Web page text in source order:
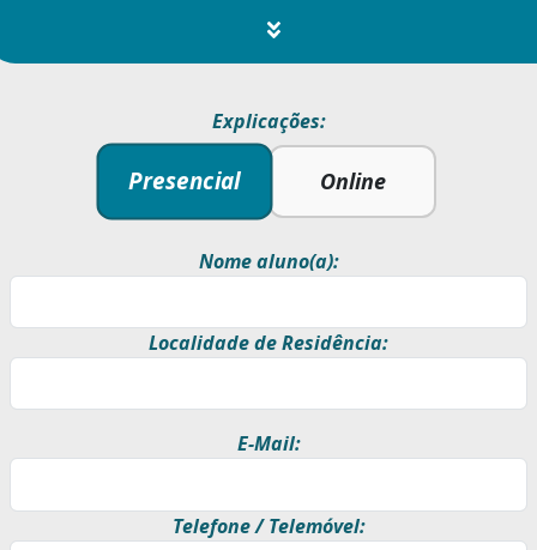
Explicações:
Presencial Online
Nome aluno(a):
Localidade de Residência:
E-Mail:
Telefone / Telemóvel: